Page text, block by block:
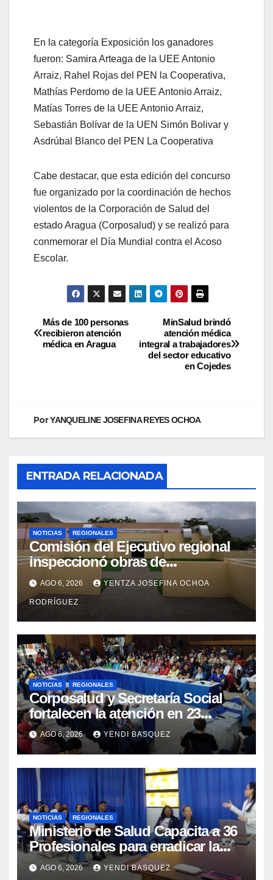
En la categoría Exposición los ganadores
fueron: Samira Arteaga de la UEE Antonio
Arraiz, Rahel Rojas del PEN la Cooperativa,
Mathías Perdomo de la UEE Antonio Arraiz,
Matías Torres de la UEE Antonio Arraiz,
Sebastián Bolívar de la UEN Simón Bolivar y
Asdrúbal Blanco del PEN La Cooperativa
Cabe destacar, que esta edición del concurso
fue organizado por la coordinación de hechos
violentos de la Corporación de Salud del
estado Aragua (Corposalud) y se realizó para
conmemorar el Día Mundial contra el Acoso
Escolar.
MinSalud brindó
atención médica
integral a trabajadores
del sector educativo
en Cojedes
Más de 100 personas
recibieron atención
médica en Aragua
PorYANQUELINE JOSEFINA REYES OCHOA
ENTRADA RELACIONADA
NOTICIAS REGIONALES
Comisión del Ejecutivo regional
inspeccionó obras de
recuperación en la Maternidad
Integral Aragua
AGO 6, 2026 YENTZA JOSEFINA OCHOA
RODRÍGUEZ
NOTICIAS REGIONALES
Corposalud y Secretaría Social
fortalecen la atención en 23
municipios
AGO 6, 2026 YENDI BASQUEZ
NOTICIAS REGIONALES
Ministerio de Salud Capacita a 36
Profesionales para erradicar la
Tuberculosis en Yaracuy
AGO 6, 2026 YENDI BASQUEZ